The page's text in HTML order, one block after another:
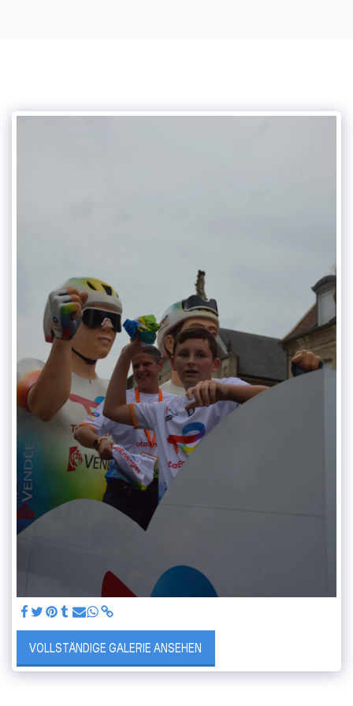
VOLLSTÄNDIGE GALERIE ANSEHEN